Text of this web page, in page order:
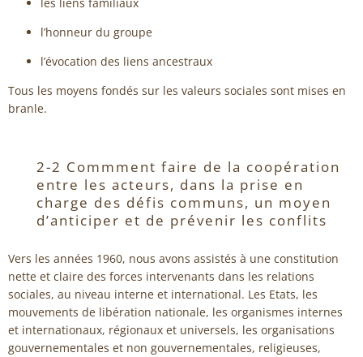
les liens familiaux
l’honneur du groupe
l’évocation des liens ancestraux
Tous les moyens fondés sur les valeurs sociales sont mises en
branle.
2-2 Commment faire de la coopération
entre les acteurs, dans la prise en
charge des défis communs, un moyen
d’anticiper et de prévenir les conflits
Vers les années 1960, nous avons assistés à une constitution
nette et claire des forces intervenants dans les relations
sociales, au niveau interne et international. Les Etats, les
mouvements de libération nationale, les organismes internes
et internationaux, régionaux et universels, les organisations
gouvernementales et non gouvernementales, religieuses,